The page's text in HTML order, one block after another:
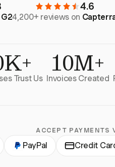
G2
4.6
4,200+ reviews on
Trust Us 10M+
Invoices Created
ACCEPT PAYMENTS
PayPal Credit